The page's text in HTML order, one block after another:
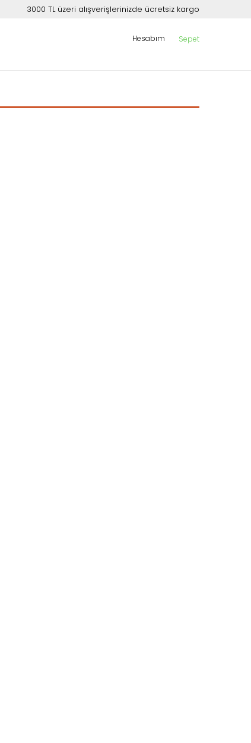
3000 TL üzeri alışverişlerinizde ücretsiz kargo
Hesabım Sepet